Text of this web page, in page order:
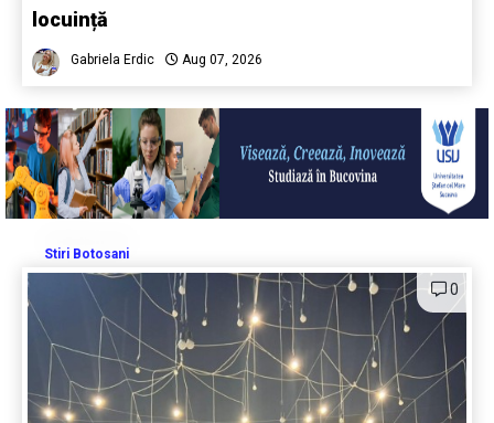
locuință
Gabriela Erdic Aug 07, 2026
Stiri Botosani
0